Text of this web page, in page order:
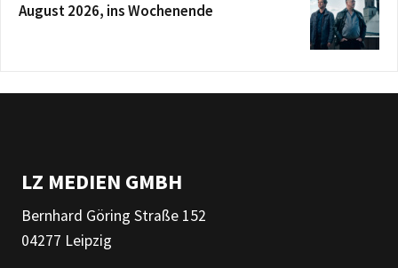
August 2026, ins Wochenende
LZ MEDIEN GMBH
Bernhard Göring Straße 152
04277 Leipzig